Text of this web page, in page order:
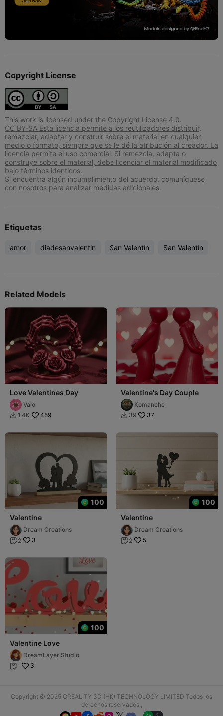
Copyright License
This work is licensed under the Copyright License 4.0.
CC BY-SA Esta licencia permite a los reutilizadores distribuir,
remezclar, adaptar y construir sobre el material en cualquier
medio o formato, siempre que se le dé la atribución al creador. La
licencia permite el uso comercial. Si remezcla, adapta o
construye sobre el material, debe licenciar el material modificado
bajo términos idénticos.
Si encuentra algún incumplimiento del acuerdo, comuníquese
con nosotros para analizar medidas adicionales.
Etiquetas
amor diadesanvalentin San Valentín San Valentín
Related Models
Love Valentines Day
Valo
 1.4K 459
Valentine's Day Couple
Komanche
 39 37
100
Valentine
Dream Creations
 2 3
100
Valentine
Dream Creations
 2 5
100
Valentine Love
DreamLayer Studio
 3
Copyright © 2025 CREALITY 3D (HK) TECHNOLOGY LIMITED Todos los
derechos reservados.,